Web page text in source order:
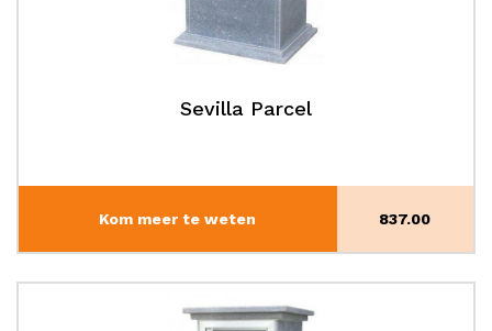
Sevilla Parcel
Kom meer te weten 837.00